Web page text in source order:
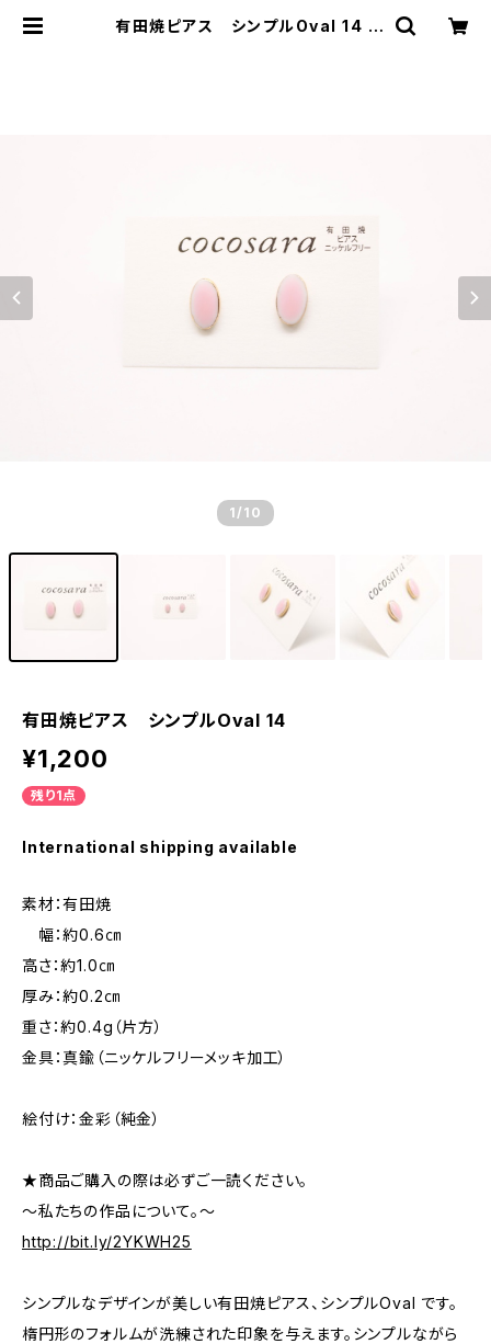
有田焼ピアス シンプルOval 14 |
1 /10
有田焼ピアス シンプルOval 14
¥1,200
残り1点
International shipping available
素材：有田焼
幅：約0.6㎝
高さ：約1.0㎝
厚み：約0.2㎝
重さ：約0.4g（片方）
金具：真鍮（ニッケルフリーメッキ加工）
絵付け：金彩（純金）
★商品ご購入の際は必ずご一読ください。
～私たちの作品について。～
http://bit.ly/2YKWH25
シンプルなデザインが美しい有田焼ピアス、シンプルOval です。
楕円形のフォルムが洗練された印象を与えます。シンプルながら